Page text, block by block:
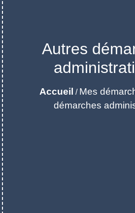
Autres
Accueil / Mes
démarches